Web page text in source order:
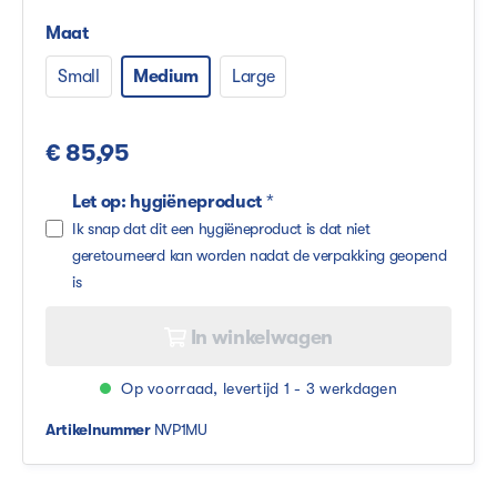
Maat
Small Medium Large
€ 85,95
Let op: hygiëneproduct*
Ik snap dat dit een hygiëneproduct is dat niet
geretourneerd kan worden nadat de verpakking geopend
is
In winkelwagen
Op voorraad, levertijd 1 - 3 werkdagen
Artikelnummer NVP1MU